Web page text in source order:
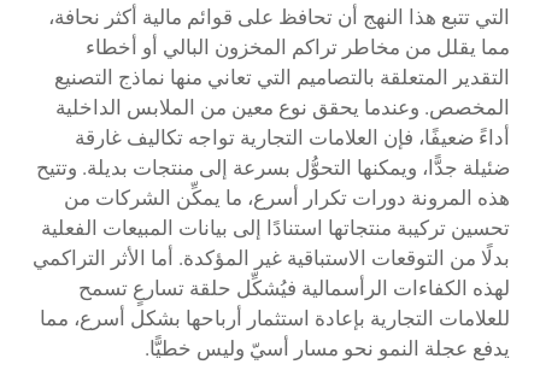
التي تتبع هذا النهج أن تحافظ على قوائم مالية أكثر نحافة،
مما يقلل من مخاطر تراكم المخزون البالي أو أخطاء
التقدير المتعلقة بالتصاميم التي تعاني منها نماذج التصنيع
المخصص. وعندما يحقق نوع معين من الملابس الداخلية
أداءً ضعيفًا، فإن العلامات التجارية تواجه تكاليف غارقة
ضئيلة جدًّا، ويمكنها التحوُّل بسرعة إلى منتجات بديلة. وتتيح
هذه المرونة دورات تكرار أسرع، ما يمكِّن الشركات من
تحسين تركيبة منتجاتها استنادًا إلى بيانات المبيعات الفعلية
بدلًا من التوقعات الاستباقية غير المؤكدة. أما الأثر التراكمي
لهذه الكفاءات الرأسمالية فيُشكِّل حلقة تسارعٍ تسمح
للعلامات التجارية بإعادة استثمار أرباحها بشكل أسرع، مما
يدفع عجلة النمو نحو مسار أسيّ وليس خطيًّا.